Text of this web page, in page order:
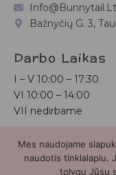
Info@bunnytail.lt
Bažnyčių G. 3,
Darbo Laikas
I – V 10:00 – 17:30
VI 10:00 – 14:00
VII nedirbame
Bunnytail.lt|
Mes naudojame
naudotis tinklalapiu.
tolygu Jūsų